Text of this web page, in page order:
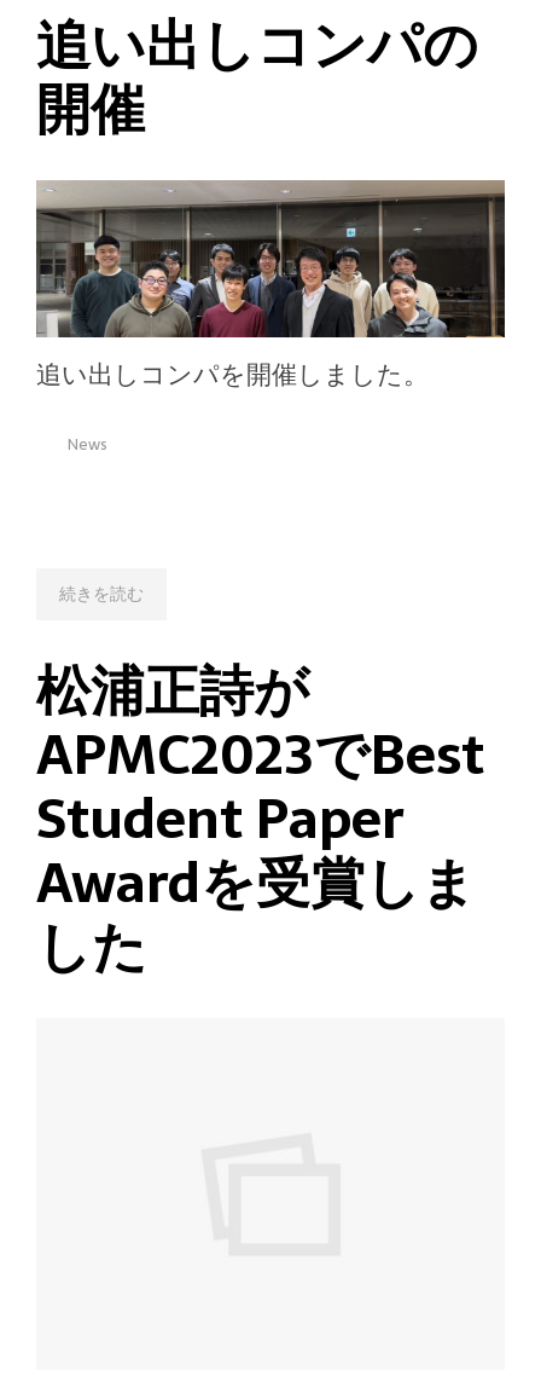
追い出しコンパの
開催
追い出しコンパを開催しました。
News
続きを読む
松浦正詩が
APMC2023でBest
Student Paper
Awardを受賞しま
した